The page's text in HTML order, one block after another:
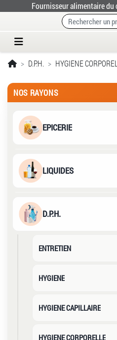
Fournisseur alimentaire
D.P.H. HYGIENE
NOS RAYONS
EPICERIE
LIQUIDES
D.P.H.
ENTRETIEN
HYGIENE
HYGIENE CAPILLAIRE
HYGIENE CORPORELLE